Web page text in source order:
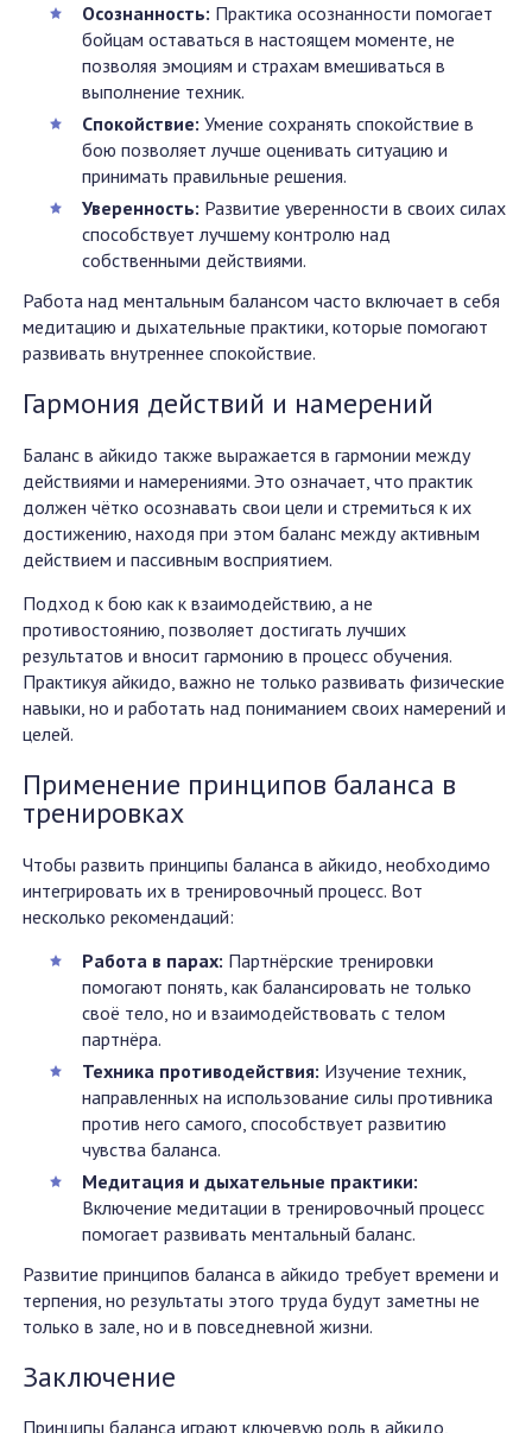
Осознанность: Практика осознанности помогает
бойцам оставаться в настоящем моменте, не
позволяя эмоциям и страхам вмешиваться в
выполнение техник.
Спокойствие: Умение сохранять спокойствие в
бою позволяет лучше оценивать ситуацию и
принимать правильные решения.
Уверенность: Развитие уверенности в своих силах
способствует лучшему контролю над
собственными действиями.
Работа над ментальным балансом часто включает в себя
медитацию и дыхательные практики, которые помогают
развивать внутреннее спокойствие.
Гармония действий и намерений
Баланс в айкидо также выражается в гармонии между
действиями и намерениями. Это означает, что практик
должен чётко осознавать свои цели и стремиться к их
достижению, находя при этом баланс между активным
действием и пассивным восприятием.
Подход к бою как к взаимодействию, а не
противостоянию, позволяет достигать лучших
результатов и вносит гармонию в процесс обучения.
Практикуя айкидо, важно не только развивать физические
навыки, но и работать над пониманием своих намерений и
целей.
Применение принципов баланса в
тренировках
Чтобы развить принципы баланса в айкидо, необходимо
интегрировать их в тренировочный процесс. Вот
несколько рекомендаций:
Работа в парах: Партнёрские тренировки
помогают понять, как балансировать не только
своё тело, но и взаимодействовать с телом
партнёра.
Техника противодействия: Изучение техник,
направленных на использование силы противника
против него самого, способствует развитию
чувства баланса.
Медитация и дыхательные практики:
Включение медитации в тренировочный процесс
помогает развивать ментальный баланс.
Развитие принципов баланса в айкидо требует времени и
терпения, но результаты этого труда будут заметны не
только в зале, но и в повседневной жизни.
Заключение
Принципы баланса играют ключевую роль в айкидо,